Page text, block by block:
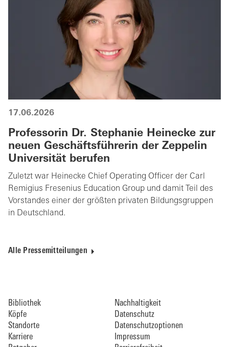
17.06.2026
Professorin Dr. Stephanie Heinecke zur
neuen Geschäftsführerin der Zeppelin
Universität berufen
Zuletzt war Heinecke Chief Operating Officer der Carl
Remigius Fresenius Education Group und damit Teil des
Vorstandes einer der größten privaten Bildungsgruppen
in Deutschland.
Alle Pressemitteilungen
Bibliothek
Köpfe
Standorte
Karriere
Nachhaltigkeit
Datenschutz
Datenschutzoptionen
Impressum